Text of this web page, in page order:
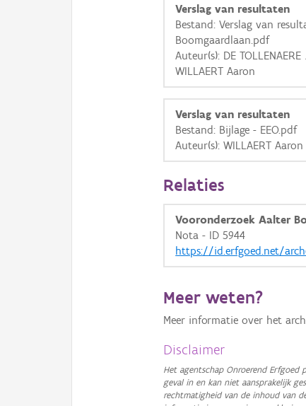
Ortho
GRB-Basiskaart
GRB-Basiskaart in
Verslag van resultaten
Bestand: Verslag van
Boomgaardlaan.pdf
Auteur(s): DE TOLLENAERE
WILLAERT Aaron
Verslag van resultaten
Bestand: Bijlage - EEO.pdf
Auteur(s): WILLAERT Aaron
Relaties
Vooronderzoek Aalter
Nota - ID 5944
https://id.erfgoed.net/
Meer weten?
Meer informatie over het
Disclaimer
Het agentschap Onroerend Erfgoed
geval in en kan niet aansprakelijk
rechtmatigheid van de inhoud van